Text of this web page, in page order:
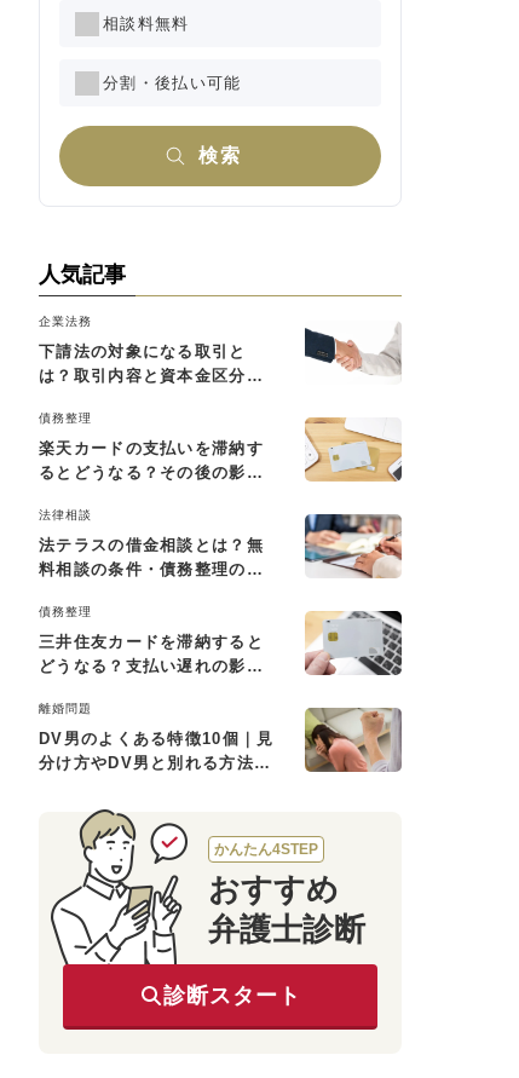
相談料無料
分割・後払い可能
検索
人気記事
企業法務
下請法の対象になる取引と
は？取引内容と資本金区分に
債務整理
楽天カードの支払いを滞納す
るとどうなる？その後の影響
法律相談
法テラスの借金相談とは？無
料相談の条件・債務整理の費
債務整理
三井住友カードを滞納すると
どうなる？支払い遅れの影響
離婚問題
DV男のよくある特徴10個｜見
分け方やDV男と別れる方法も
かんたん4STEP
おすすめ
弁護士診断
診断スタート